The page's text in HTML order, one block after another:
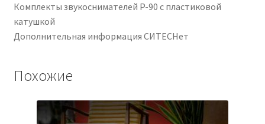
Комплекты звукоснимателей P-90 с пластиковой
катушкой
Дополнительная информация СИТЕСНет
Похожие